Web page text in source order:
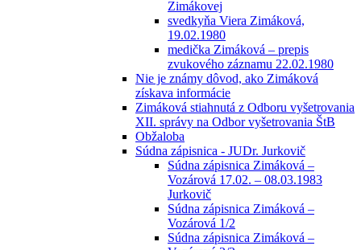
Zimákovej
svedkyňa Viera Zimáková,
19.02.1980
medička Zimáková – prepis
zvukového záznamu 22.02.1980
Nie je známy dôvod, ako Zimáková
získava informácie
Zimáková stiahnutá z Odboru vyšetrovania
XII. správy na Odbor vyšetrovania ŠtB
Obžaloba
Súdna zápisnica - JUDr. Jurkovič
Súdna zápisnica Zimáková –
Vozárová 17.02. – 08.03.1983
Jurkovič
Súdna zápisnica Zimáková –
Vozárová 1/2
Súdna zápisnica Zimáková –